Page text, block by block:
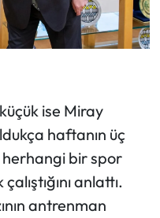
ise Miray
haftanın üç
herhangi bir spor
anlattı.
antrenman